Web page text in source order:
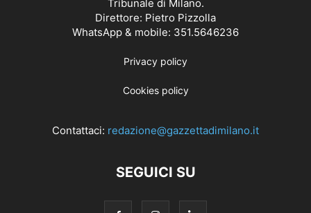
Tribunale di Milano.
Direttore: Pietro Pizzolla
WhatsApp & mobile: 351.5646236
Privacy policy
Cookies policy
Contattaci: redazione@gazzettadimilano.it
SEGUICI SU